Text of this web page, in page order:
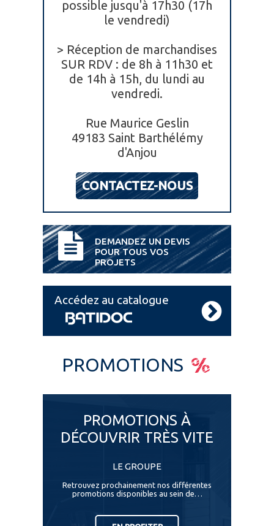
possible jusqu'à 17h30 (17h
le vendredi)
> Réception de marchandises
SUR RDV : de 8h à 11h30 et
de 14h à 15h, du lundi au
vendredi.
Rue Maurice Geslin
49183 Saint Barthélémy
d'Anjou
CONTACTEZ-NOUS
DEMANDEZ UN DEVIS
POUR TOUS VOS
PROJETS
Accédez au catalogue
PROMOTIONS
PROMOTIONS À
DÉCOUVRIR TRÈS VITE
LE GROUPE
Retrouvez prochainement nos différentes
promotions disponibles au sein de…